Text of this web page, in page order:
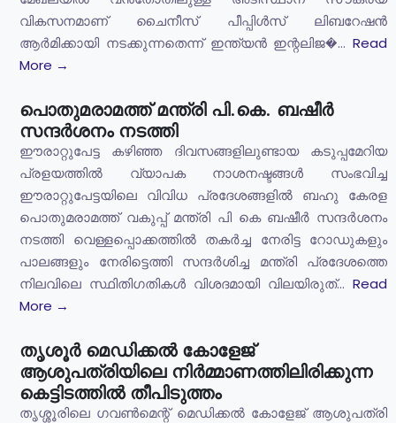
വികസനമാണ് ചൈനീസ് പീപ്പിൾസ് ലിബറേഷൻ
ആർമിക്കായി നടക്കുന്നതെന്ന് ഇന്ത്യൻ ഇന്റലിജ�... Read
More →
പൊതുമരാമത്ത് മന്ത്രി പി.കെ. ബഷീർ
സന്ദർശനം നടത്തി
ഈരാറ്റുപേട്ട കഴിഞ്ഞ ദിവസങ്ങളിലുണ്ടായ കടുപ്പമേറിയ
പ്രളയത്തിൽ വ്യാപക നാശനഷ്ടങ്ങൾ സംഭവിച്ച
ഈരാറ്റുപേട്ടയിലെ വിവിധ പ്രദേശങ്ങളിൽ ബഹു കേരള
പൊതുമരാമത്ത് വകുപ്പ് മന്ത്രി പി കെ ബഷീർ സന്ദർശനം
നടത്തി വെള്ളപ്പൊക്കത്തിൽ തകർച്ച നേരിട്ട റോഡുകളും
പാലങ്ങളും നേരിട്ടെത്തി സന്ദർശിച്ച മന്ത്രി പ്രദേശത്തെ
നിലവിലെ സ്ഥിതിഗതികൾ വിശദമായി വിലയിരുത്... Read
More →
തൃശൂർ മെഡിക്കൽ കോളേജ്
ആശുപത്രിയിലെ നിർമ്മാണത്തിലിരിക്കുന്ന
കെട്ടിടത്തിൽ തീപിടുത്തം
തൃശ്ശൂരിലെ ഗവൺമെന്റ് മെഡിക്കൽ കോളേജ് ആശുപത്രി